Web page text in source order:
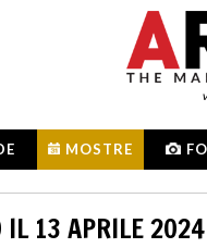
MOSTRE
IL 13 APRILE 2024